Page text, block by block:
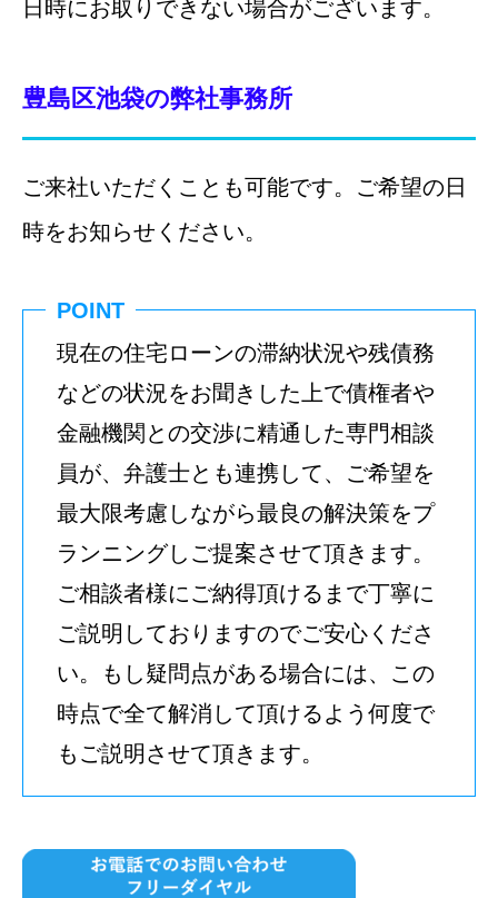
日時にお取りできない場合がございます。
豊島区池袋の弊社事務所
ご来社いただくことも可能です。ご希望の日
時をお知らせください。
POINT
現在の住宅ローンの滞納状況や残債務
などの状況をお聞きした上で債権者や
金融機関との交渉に精通した専門相談
員が、弁護士とも連携して、ご希望を
最大限考慮しながら最良の解決策をプ
ランニングしご提案させて頂きます。
ご相談者様にご納得頂けるまで丁寧に
ご説明しておりますのでご安心くださ
い。もし疑問点がある場合には、この
時点で全て解消して頂けるよう何度で
もご説明させて頂きます。